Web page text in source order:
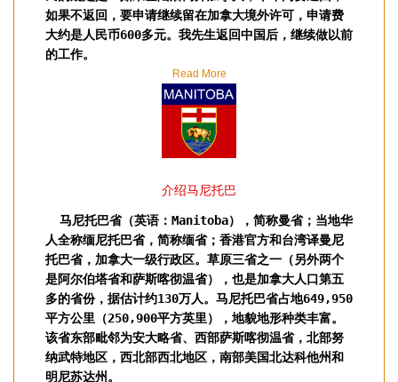
如果不返回，要申请继续留在加拿大境外许可，申请费
大约是人民币600多元。我先生返回中国后，继续做以前
的工作。
Read More
介绍马尼托巴
马尼托巴省（英语： Manitoba），简称曼省；当地华
人全称缅尼托巴省，简称缅省；香港官方和台湾译曼尼
托巴省，加拿大一级行政区。草原三省之一（另外两个
是阿尔伯塔省和萨斯喀彻温省），也是加拿大人口第五
多的省份，据估计约130万人。马尼托巴省占地649,950
平方公里（250,900平方英里），地貌地形种类丰富。
该省东部毗邻为安大略省、西部萨斯喀彻温省，北部努
纳武特地区，西北部西北地区，南部美国北达科他州和
明尼苏达州。